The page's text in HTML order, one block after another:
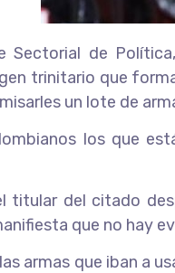
Sectorial de
trinitario que
un lote de
los que
titular del citado
que no hay
armas que iban a